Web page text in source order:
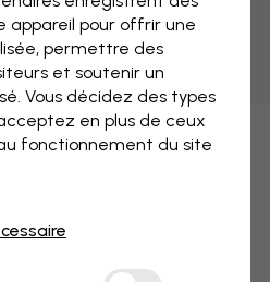
appareil pour offrir une
permettre des
et soutenir un
Vous décidez des types
en plus de ceux
fonctionnement du site